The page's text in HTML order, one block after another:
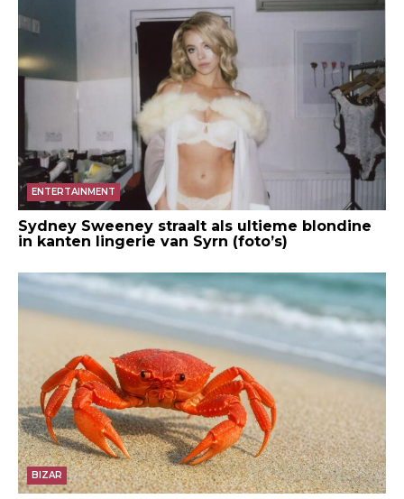
ENTERTAINMENT
Sydney Sweeney straalt als ultieme blondine
in kanten lingerie van Syrn (foto’s)
BIZAR